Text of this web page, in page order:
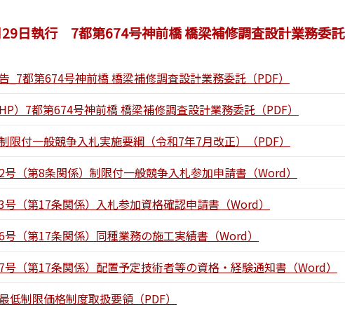
日執行 7都第674号神前橋 橋梁補修調査設計業務委託
_7都第674号神前橋 橋梁補修調査設計業務委託（PDF）
）7都第674号神前橋 橋梁補修調査設計業務委託（PDF）
限付一般競争入札実施要綱（令和7年7月改正）（PDF）
号（第8条関係）制限付一般競争入札参加申請書（Word）
号（第17条関係）入札参加資格確認申請書（Word）
号（第17条関係）同種業務の施工実績書（Word）
号（第17条関係）配置予定技術者等の資格・経験通知書（Word）
低制限価格制度取扱要領（PDF）